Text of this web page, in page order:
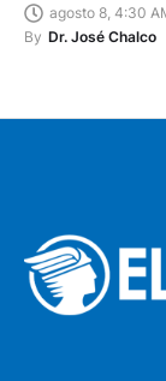
agosto 8, 4:30
By Dr. José Chalco